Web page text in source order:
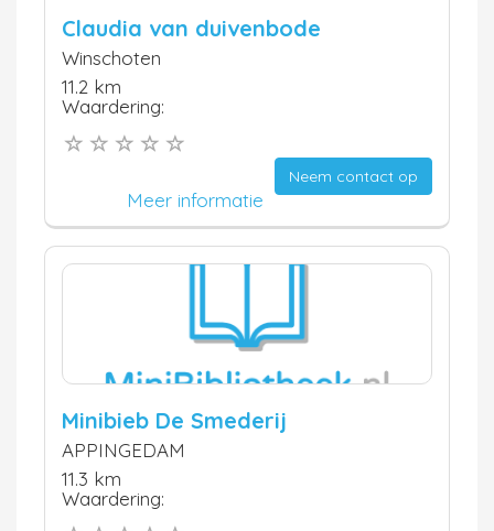
Claudia van duivenbode
Winschoten
11.2 km
Waardering:
Neem contact op
Meer informatie
Minibieb De Smederij
APPINGEDAM
11.3 km
Waardering: